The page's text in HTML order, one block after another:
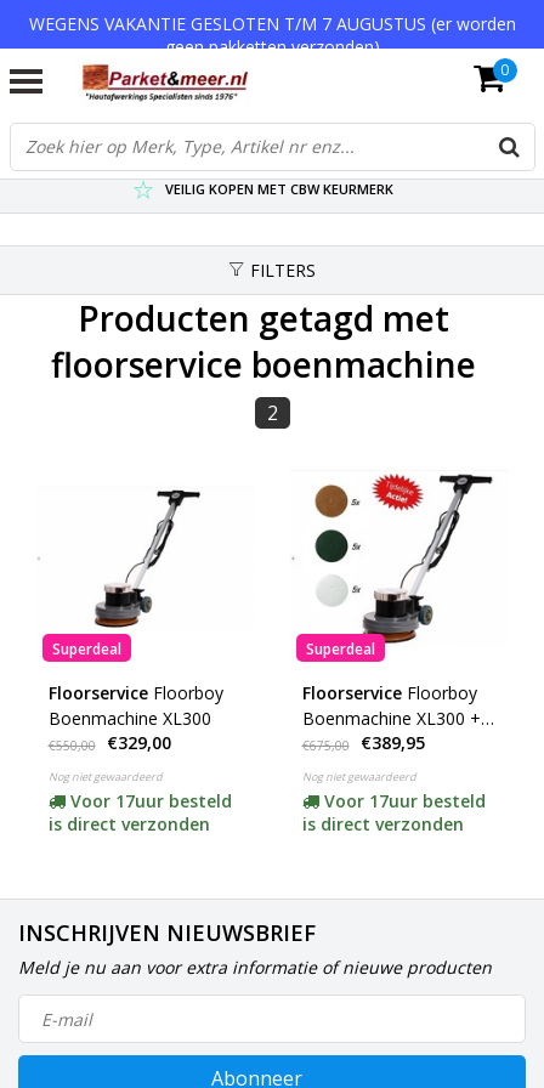
WEGENS VAKANTIE GESLOTEN T/M 7 AUGUSTUS (er worden
geen pakketten verzonden)
VERZENDKOSTEN € 7,95 (GRATIS VA €75,-)
SCHERPSTE PRIJZEN TOT WEL 75% KORTING !
VEILIG KOPEN MET CBW KEURMERK
0
FILTERS
Producten getagd met
floorservice boenmachine
2
Superdeal
Floorservice Floorboy
Boenmachine XL300
€550,00 €329,00
Nog niet gewaardeerd
Voor 17uur besteld
is direct verzonden
Superdeal
Floorservice Floorboy
Boenmachine XL300 +
15 Pads (Prijsdump) **
€675,00 €389,95
Nog niet gewaardeerd
Voor 17uur besteld
is direct verzonden
INSCHRIJVEN NIEUWSBRIEF
Meld je nu aan voor extra informatie of nieuwe producten
Abonneer